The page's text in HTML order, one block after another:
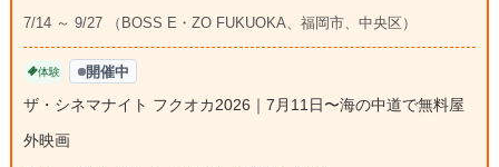
7/14 ～ 9/27 （BOSS E・ZO FUKUOKA、福岡市、中央区）
体験 開催中
ザ・シネマナイト フクオカ2026｜7月11日〜海の中道で無料屋
外映画